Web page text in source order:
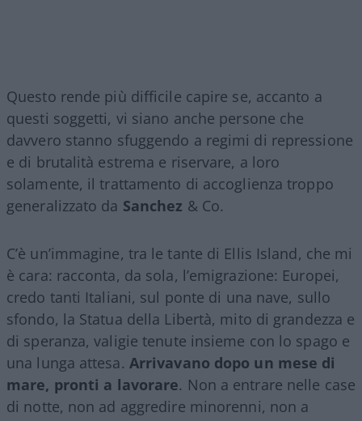
Questo rende più difficile capire se, accanto a
questi soggetti, vi siano anche persone che
davvero stanno sfuggendo a regimi di repressione
e di brutalità estrema e riservare, a loro
solamente, il trattamento di accoglienza troppo
generalizzato da Sanchez & Co.
C’è un’immagine, tra le tante di Ellis Island, che mi
è cara: racconta, da sola, l’emigrazione: Europei,
credo tanti Italiani, sul ponte di una nave, sullo
sfondo, la Statua della Libertà, mito di grandezza e
di speranza, valigie tenute insieme con lo spago e
una lunga attesa. Arrivavano dopo un mese di
mare, pronti a lavorare. Non a entrare nelle case
di notte, non ad aggredire minorenni, non a